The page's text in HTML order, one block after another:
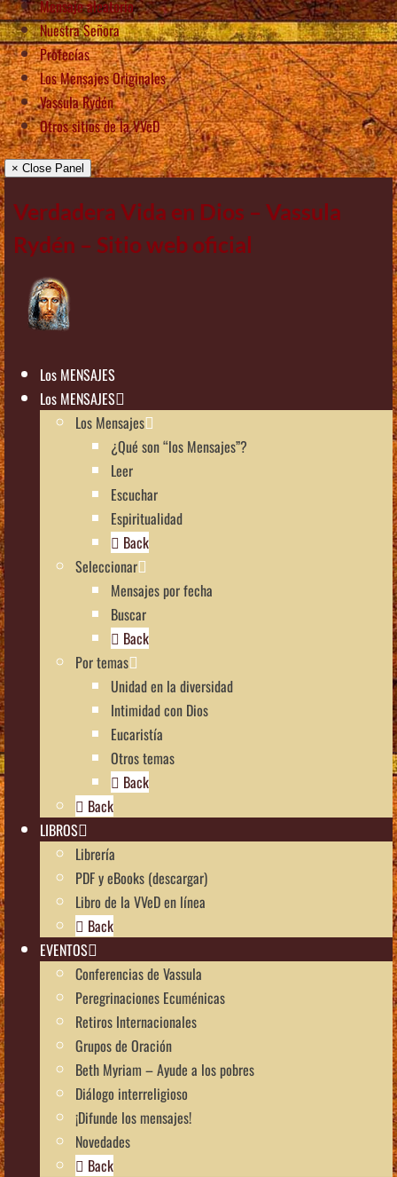
Mensaje aleatorio
Nuestra Señora
Profecías
Los Mensajes Originales
Vassula Rydén
Otros sitios de la VVeD
× Close Panel
Verdadera Vida en Dios – Vassula
Rydén – Sitio web oficial
Los MENSAJES
Los MENSAJES
Los Mensajes
¿Qué son “los Mensajes”?
Leer
Escuchar
Espiritualidad
Back
Seleccionar
Mensajes por fecha
Buscar
Back
Por temas
Unidad en la diversidad
Intimidad con Dios
Eucaristía
Otros temas
Back
Back
LIBROS
Librería
PDF y eBooks (descargar)
Libro de la VVeD en línea
Back
EVENTOS
Conferencias de Vassula
Peregrinaciones Ecuménicas
Retiros Internacionales
Grupos de Oración
Beth Myriam – Ayude a los pobres
Diálogo interreligioso
¡Difunde los mensajes!
Novedades
Back